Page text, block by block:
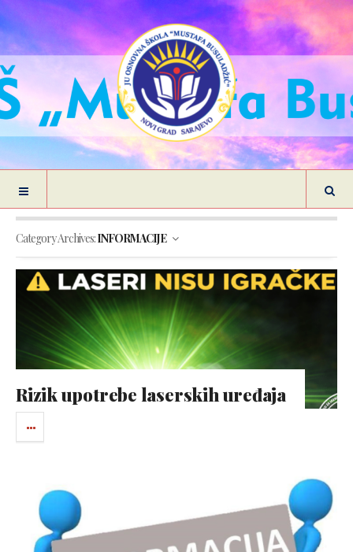
Category Archives:INFORMACIJE
Rizik upotrebe laserskih uređaja